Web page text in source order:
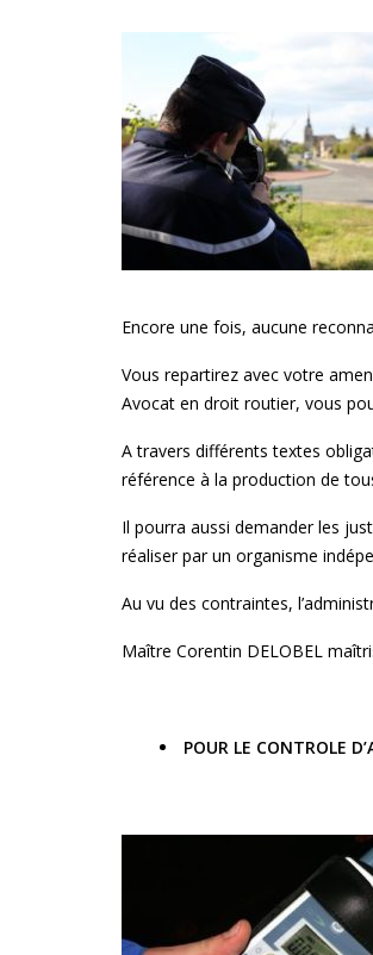
Encore une fois, aucune
Vous repartirez avec votre
Avocat en droit routier, vous
A travers différents textes
référence à la production de
Il pourra aussi demander les
réaliser par un organisme
Au vu des contraintes,
Maître Corentin DELOBEL
POUR LE CONTROLE